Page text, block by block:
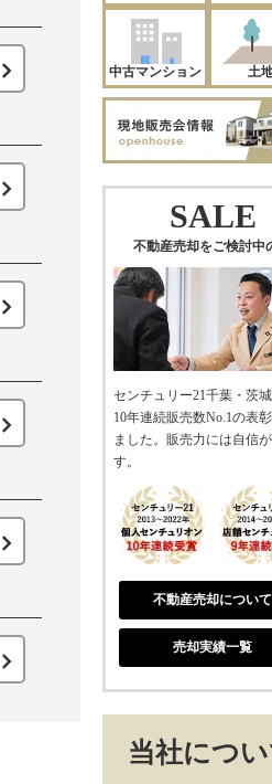
中古マンション 土
SALE
不動産売却をご検討中
センチュリー21千葉・茨
10年連続販売数No.1の表
ました。販売力には自信
す。
不動産売却について
売却実績一覧
当社につ